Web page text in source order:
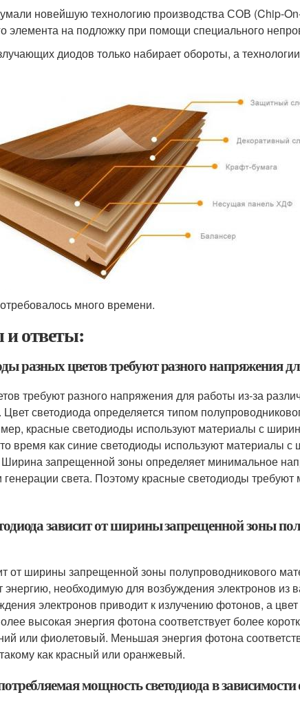
новейшую технологию производства СОВ (Chip-
элемента на подложку при помощи специального
диодов только набирает обороты, а
много времени.
ответы:
разных цветов требуют разного напряжения
требуют разного напряжения для работы из-за
Цвет светодиода определяется типом
красные светодиоды используют материалы с
то время как синие светодиоды используют материалы
Ширина запрещенной зоны определяет минимальное
генерации света. Поэтому красные светодиоды
зависит от ширины запрещенной зоны
от ширины запрещенной зоны полупроводникового
необходимую для возбуждения электронов из
электронов приводит к излучению фотонов, а цвет
высокая энергия фотона соответствует более
или фиолетовый. Меньшая энергия фотона
как красный или оранжевый.
мощность светодиода в зависимости